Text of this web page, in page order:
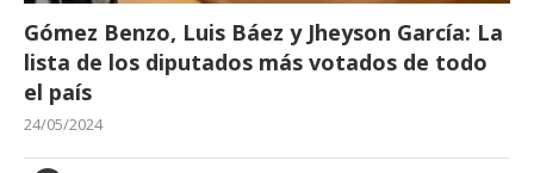
Gómez Benzo, Luis Báez y Jheyson García: La
lista de los diputados más votados de todo
el país
24/05/2024